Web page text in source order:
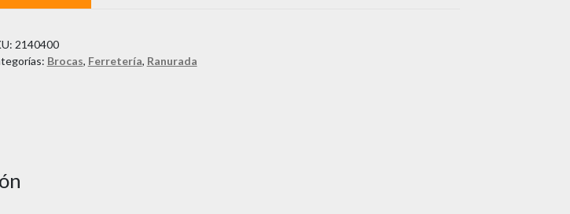
2140400
Brocas, Ferretería, Ranurada